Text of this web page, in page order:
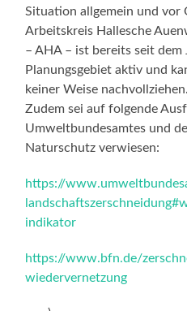
Situation allgemein und vor
Arbeitskreis Hallesche
– AHA – ist bereits seit dem
Planungsgebiet aktiv und
keiner Weise nachvollziehen.
Zudem sei auf folgende
Umweltbundesamtes und
Naturschutz verwiesen:
https://
indikator
https://www.bfn.de/
wiedervernetzung